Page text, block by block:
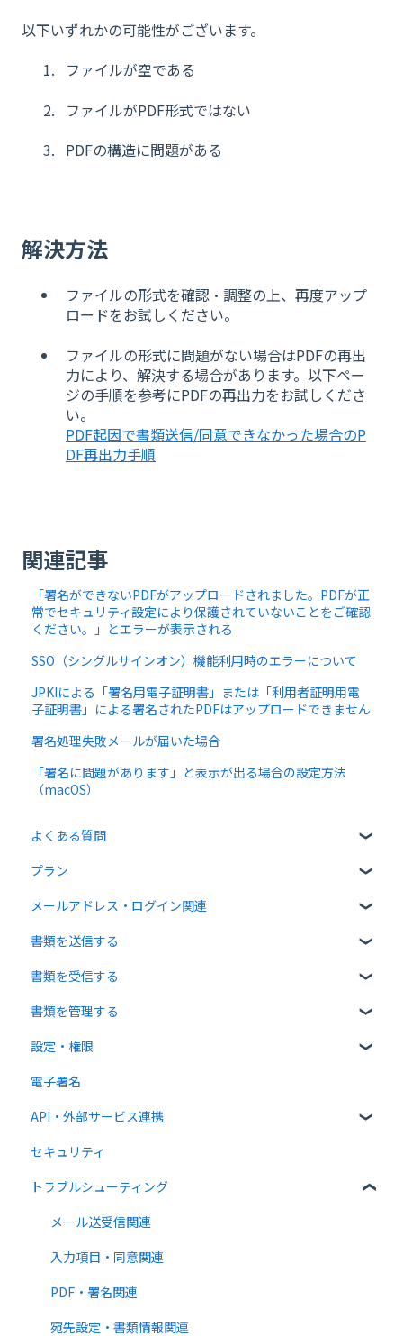
以下いずれかの可能性がございます。
ファイルが空である
ファイルがPDF形式ではない
PDFの構造に問題がある
解決方法
ファイルの形式を確認・調整の上、再度アップ
ロードをお試しください。
ファイルの形式に問題がない場合はPDFの再出
力により、解決する場合があります。以下ペー
ジの手順を参考にPDFの再出力をお試しくださ
い。
PDF起因で書類送信/同意できなかった場合のP
DF再出力手順
関連記事
「署名ができないPDFがアップロードされました。PDFが正
常でセキュリティ設定により保護されていないことをご確認
ください。」とエラーが表示される
SSO（シングルサインオン）機能利用時のエラーについて
JPKIによる「署名用電子証明書」または「利用者証明用電
子証明書」による署名されたPDFはアップロードできません
署名処理失敗メールが届いた場合
「署名に問題があります」と表示が出る場合の設定方法
（macOS）
よくある質問
クラウドサインについて
書類について
操作方法について
通知メールについて
プラン
無料プラン
有料プラン
無料オプション
有料オプション
連携プラン
メールアドレス・ログイン関連
ログイン関連
書類を送信する
書類のアップロード・編集
宛先設定
一括送信
送信時の設定
送信後の操作
テンプレート
書類を受信する
受信者ガイド
書類の受信
書類を管理する
書類の確認
書類情報の入力
書類インポート
複数部署管理
設定・権限
個人設定
管理者向け設定
高度な設定をする
電子署名
API・外部サービス連携
Web API
外部連携
クラウドサイン ペイメント
法律
セキュリティ
トラブルシューティング
メール送受信関連
入力項目・同意関連
PDF・署名関連
宛先設定・書類情報関連